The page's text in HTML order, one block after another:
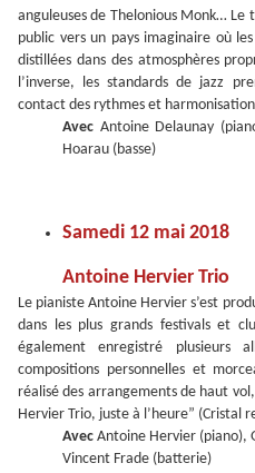
anguleuses de Thelonious Monk… Le
public vers un pays imaginaire où
distillées dans des atmosphères
l’inverse, les standards de jazz
contact des rythmes et
Avec Antoine Delaunay
Hoarau (basse)
Samedi 12 mai 2018
Antoine Hervier Trio
Le pianiste Antoine Hervier s’est
dans les plus grands festivals et
également enregistré plusieurs
compositions personnelles et
réalisé des arrangements de haut
Hervier Trio, juste à l’heure” (Cristal
Avec Antoine Hervier (piano),
Vincent Frade (batterie)